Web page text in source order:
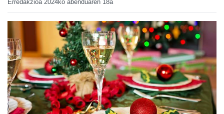
Erredakzioa 2024ko abenduaren 18a